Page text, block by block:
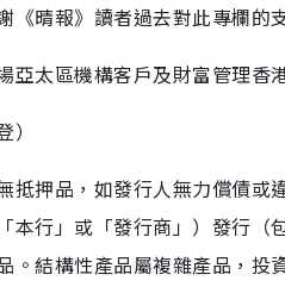
《晴報》讀者過去對此專欄的
亞太區機構客戶及財富管理香
抵押品，如發行人無力償債或
本行」或「發行商」）發行（
。結構性產品屬複雜產品，